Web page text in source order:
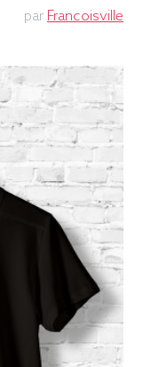
par Francoisville